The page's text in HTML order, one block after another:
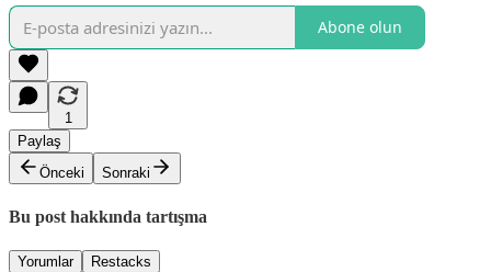
Abone olun
1
Paylaş
Önceki
Sonraki
Bu post hakkında tartışma
Yorumlar Restacks